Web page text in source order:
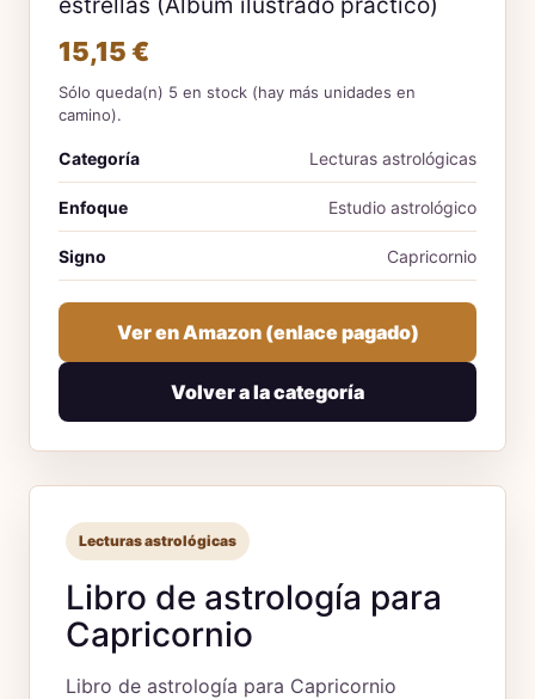
15,15 €
Sólo queda(n) 5 en stock (hay más unidades en
camino).
Categoría Lecturas astrológicas
Enfoque Estudio astrológico
Signo Capricornio
Ver en Amazon (enlace pagado)
Volver a la categoría
Lecturas astrológicas
Libro de astrología para
Capricornio
Libro de astrología para Capricornio